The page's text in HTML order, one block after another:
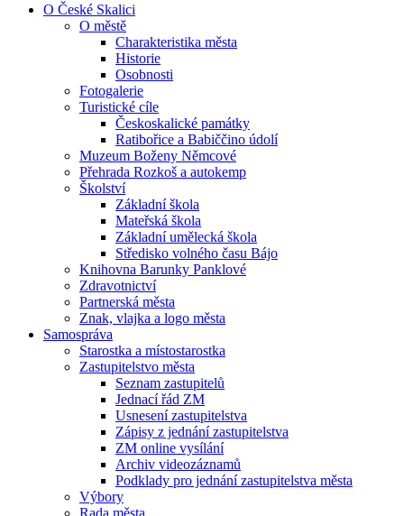
O České Skalici
O městě
Charakteristika města
Historie
Osobnosti
Fotogalerie
Turistické cíle
Českoskalické památky
Ratibořice a Babiččino údolí
Muzeum Boženy Němcové
Přehrada Rozkoš a autokemp
Školství
Základní škola
Mateřská škola
Základní umělecká škola
Středisko volného času Bájo
Knihovna Barunky Panklové
Zdravotnictví
Partnerská města
Znak, vlajka a logo města
Samospráva
Starostka a místostarostka
Zastupitelstvo města
Seznam zastupitelů
Jednací řád ZM
Usnesení zastupitelstva
Zápisy z jednání zastupitelstva
ZM online vysílání
Archiv videozáznamů
Podklady pro jednání zastupitelstva města
Výbory
Rada města